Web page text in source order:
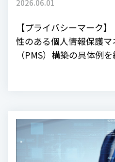
2026.06.01
【プライバシーマーク
性のある個人情報保護
（PMS）構築の具体例を